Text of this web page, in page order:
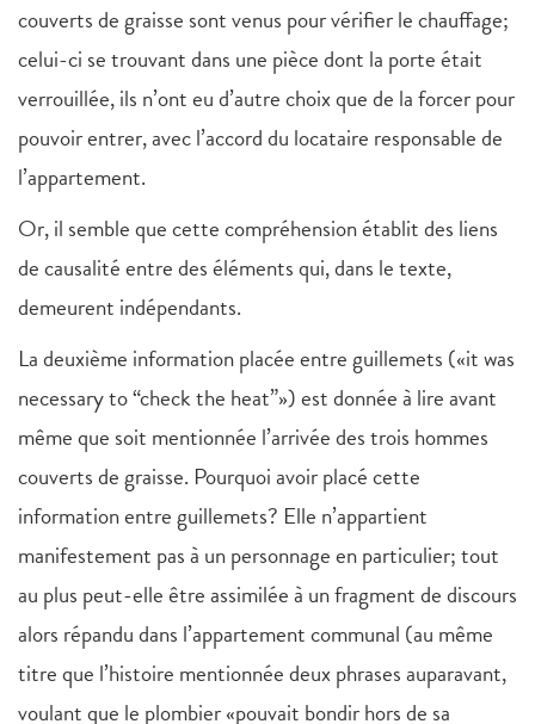
couverts de graisse sont venus pour vérifier le chauffage;
celui-ci se trouvant dans une pièce dont la porte était
verrouillée, ils n’ont eu d’autre choix que de la forcer pour
pouvoir entrer, avec l’accord du locataire responsable de
l’appartement.
Or, il semble que cette compréhension établit des liens
de causalité entre des éléments qui, dans le texte,
demeurent indépendants.
La deuxième information placée entre guillemets («it was
necessary to “check the heat”») est donnée à lire avant
même que soit mentionnée l’arrivée des trois hommes
couverts de graisse. Pourquoi avoir placé cette
information entre guillemets? Elle n’appartient
manifestement pas à un personnage en particulier; tout
au plus peut-elle être assimilée à un fragment de discours
alors répandu dans l’appartement communal (au même
titre que l’histoire mentionnée deux phrases auparavant,
voulant que le plombier «pouvait bondir hors de sa